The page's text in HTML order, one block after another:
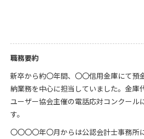
職務要約
新卒から約〇年間、〇〇信用金庫にて預
納業務を中心に担当していました。金庫
ユーザー協会主催の電話応対コンクール
す。
〇〇〇〇年〇月からは公認会計士事務所